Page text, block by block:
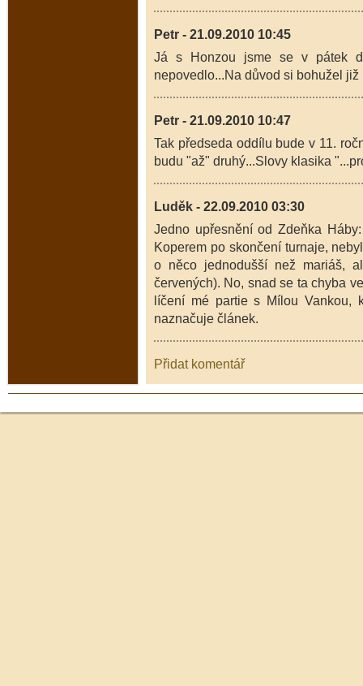
Petr - 21.09.2010 10:45
Já s Honzou jsme se v pátek
nepovedlo...Na důvod si bohužel již
Petr - 21.09.2010 10:47
Tak předseda oddílu bude v 11.
budu "až" druhý...Slovy klasika
Luděk - 22.09.2010 03:30
Jedno upřesnění od Zdeňka
Koperem po skončení turnaje,
o něco jednodušší než mariáš,
červených). No, snad se ta chyba
líčení mé partie s Mílou Vankou,
naznačuje článek.
Přidat komentář